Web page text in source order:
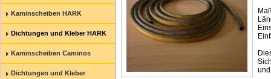
Kaminscheiben HARK
Dichtungen und Kleber HARK
Kaminscheiben Caminos
Dichtungen und Kleber